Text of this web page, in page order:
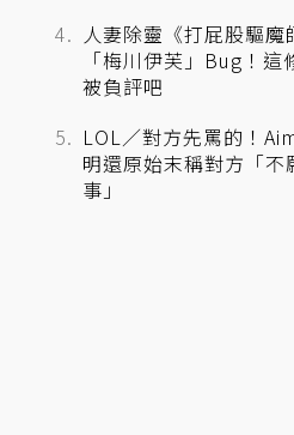
人妻除靈《打屁股驅魔
「梅川伊芙」Bug！這
被負評吧
LOL／對方先罵的！
明還原始末稱對方「不
事」